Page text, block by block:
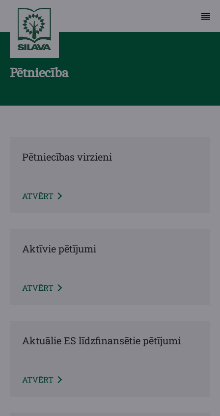
Pētniecība
Pētniecības virzieni
ATVĒRT
Aktīvie pētījumi
ATVĒRT
Aktuālie ES līdzfinansētie pētījumi
ATVĒRT